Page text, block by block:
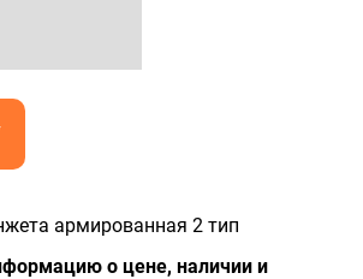
армированная 2 тип
о цене, наличии и